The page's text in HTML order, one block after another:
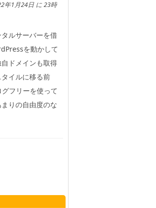
年1月24日 に 23時
ルサーバーを借
を動かして
ドメインも取得
イルに移る前
フリーを使って
りの自由度のな